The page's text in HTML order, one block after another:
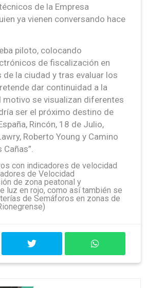
de la Empresa
ya vienen conversando hace
piloto, colocando
de fiscalización en
la ciudad y tras evaluar los
dar continuidad a la
motivo se visualizan diferentes
ser el próximo destino de
Rincón, 18 de Julio,
Roberto Young y Camino
con indicadores de velocidad
de Velocidad
de zona peatonal y
luz en rojo, como así también se
de Semáforos en zonas de